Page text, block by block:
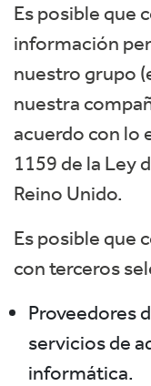
Es posible que
información
nuestro grupo
nuestra
acuerdo con lo
1159 de la Ley
Reino Unido.
Es posible que
con terceros
Proveedores
servicios de
informática.